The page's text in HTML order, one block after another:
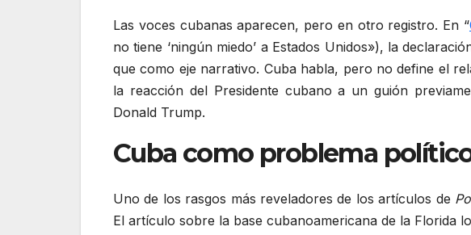
Las voces cubanas aparecen, pero en otro registro. En “
no tiene ‘ningún miedo’ a Estados Unidos»), la
que como eje narrativo. Cuba habla, pero no define el
la reacción del Presidente cubano a un guión
Donald Trump.
Cuba como problema
Uno de los rasgos más reveladores de los artículos de
El artículo sobre la base cubanoamericana de la Florida